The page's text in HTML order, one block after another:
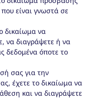
είναι γνωστά σε
δικαίωμα να
να διαγράψετε ή να
δεδομένα όποτε το
σας για την
έχετε το δικαίωμα να
και να διαγράψετε